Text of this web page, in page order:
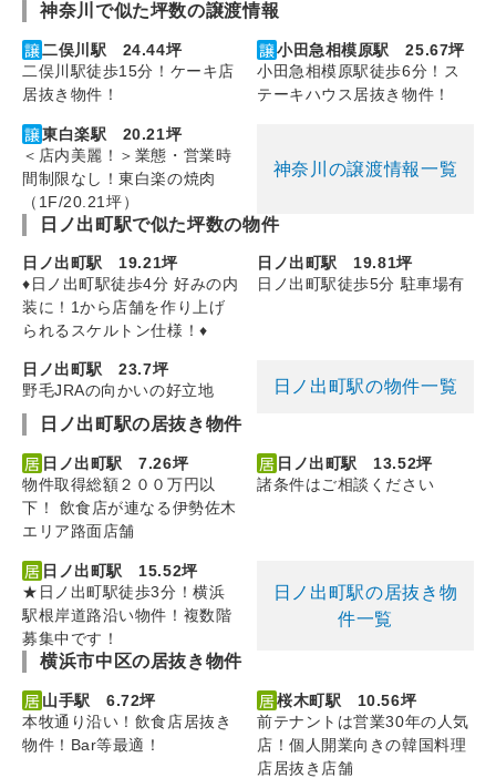
神奈川で似た坪数の譲渡情報
二俣川駅 24.44坪
二俣川駅徒歩15分！ケーキ店
居抜き物件！
小田急相模原駅 25.67坪
小田急相模原駅徒歩6分！ス
テーキハウス居抜き物件！
東白楽駅 20.21坪
＜店内美麗！＞業態・営業時
間制限なし！東白楽の焼肉
（1F/20.21坪）
神奈川の譲渡情報一覧
日ノ出町駅で似た坪数の物件
日ノ出町駅 19.21坪
♦日ノ出町駅徒歩4分 好みの内
装に！1から店舗を作り上げ
られるスケルトン仕様！♦
日ノ出町駅 19.81坪
日ノ出町駅徒歩5分 駐車場有
日ノ出町駅 23.7坪
野毛JRAの向かいの好立地
日ノ出町駅の物件一覧
日ノ出町駅の居抜き物件
日ノ出町駅 7.26坪
物件取得総額２００万円以
下！ 飲食店が連なる伊勢佐木
エリア路面店舗
日ノ出町駅 13.52坪
諸条件はご相談ください
日ノ出町駅 15.52坪
★日ノ出町駅徒歩3分！横浜
駅根岸道路沿い物件！複数階
募集中です！
日ノ出町駅の居抜き物
件一覧
横浜市中区の居抜き物件
山手駅 6.72坪
本牧通り沿い！飲食店居抜き
物件！Bar等最適！
桜木町駅 10.56坪
前テナントは営業30年の人気
店！個人開業向きの韓国料理
店居抜き店舗